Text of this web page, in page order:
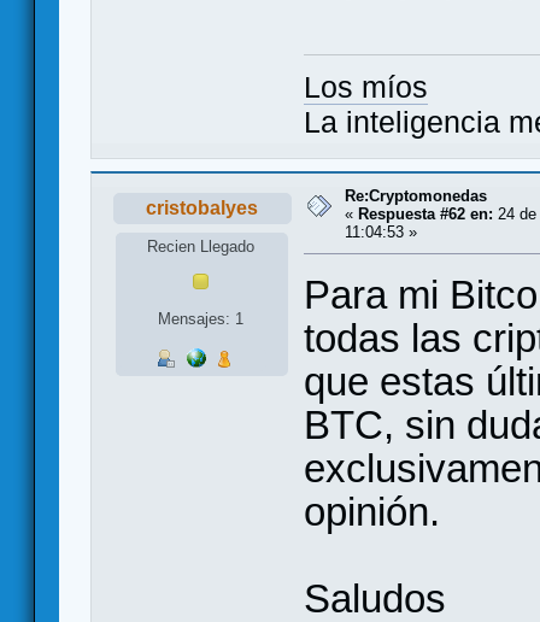
Los míos
La inteligencia
cristobalyes
Recien Llegado
Mensajes: 1
Re:Cryptomonedas
« Respuesta #62 en: 24
11:04:53 »
Para mi
todas las
que estas
BTC, sin
opinión.
Saludos